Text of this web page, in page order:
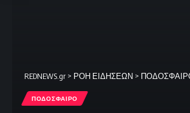
REDNEWS.gr > ΡΟΗ ΕΙΔΗΣΕΩΝ >
ΠΟΔΟΣΦΑΙΡΟ